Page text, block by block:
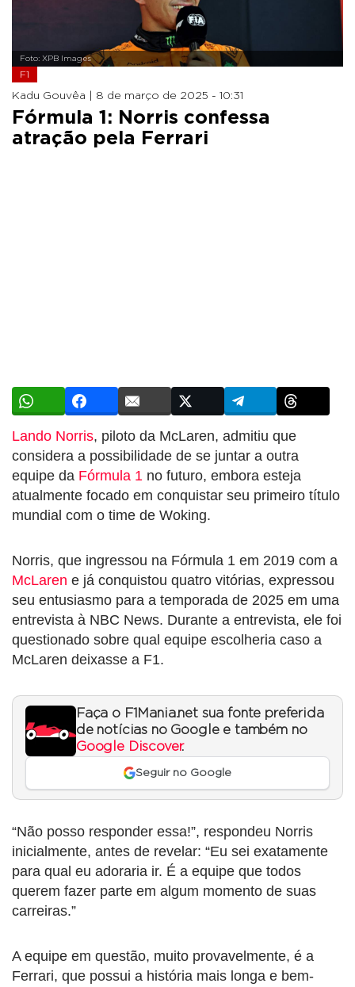
Foto: XPB Images
F1
Kadu Gouvêa | 8 de março de 2025 - 10:31
Fórmula 1: Norris confessa
atração pela Ferrari
Lando Norris, piloto da McLaren, admitiu que
considera a possibilidade de se juntar a outra
equipe da Fórmula 1 no futuro, embora esteja
atualmente focado em conquistar seu primeiro título
mundial com o time de Woking.
Norris, que ingressou na Fórmula 1 em 2019 com a
McLaren e já conquistou quatro vitórias, expressou
seu entusiasmo para a temporada de 2025 em uma
entrevista à NBC News. Durante a entrevista, ele foi
questionado sobre qual equipe escolheria caso a
McLaren deixasse a F1.
Faça o F1Mania.net sua fonte preferida
de notícias no Google e também no
Google Discover.
Seguir no Google
“Não posso responder essa!”, respondeu Norris
inicialmente, antes de revelar: “Eu sei exatamente
para qual eu adoraria ir. É a equipe que todos
querem fazer parte em algum momento de suas
carreiras.”
A equipe em questão, muito provavelmente, é a
Ferrari, que possui a história mais longa e bem-